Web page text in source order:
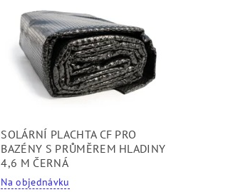
SOLÁRNÍ PLACHTA CF PRO
BAZÉNY S PRŮMĚREM HLADINY
4,6 M ČERNÁ
Na objednávku